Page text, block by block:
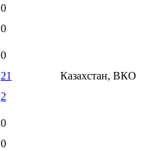
0
0
0
21
Казахстан, ВКО
2
0
0